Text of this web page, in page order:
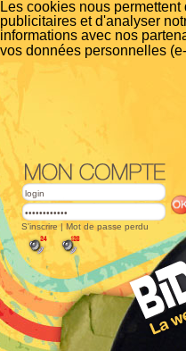
Les cookies nous
publicitaires et d'analyser
informations avec nos
vos données personnelles
S'inscrire | Mot de passe perdu